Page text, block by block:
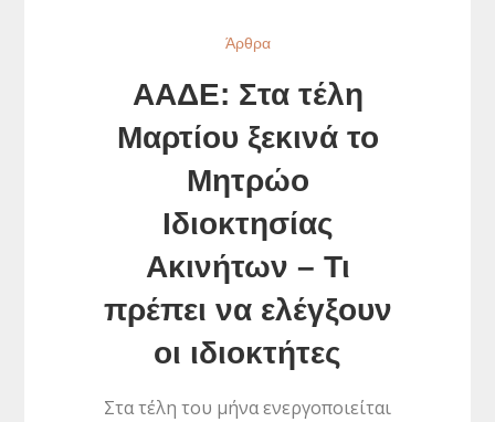
Άρθρα
ΑΑΔΕ: Στα τέλη
Μαρτίου ξεκινά το
Μητρώο
Ιδιοκτησίας
Ακινήτων – Τι
πρέπει να ελέγξουν
οι ιδιοκτήτες
Στα τέλη του μήνα ενεργοποιείται